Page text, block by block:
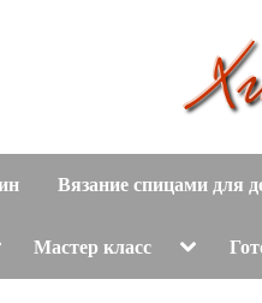
Вязание спицами для
Мастер класс Toggle
menu